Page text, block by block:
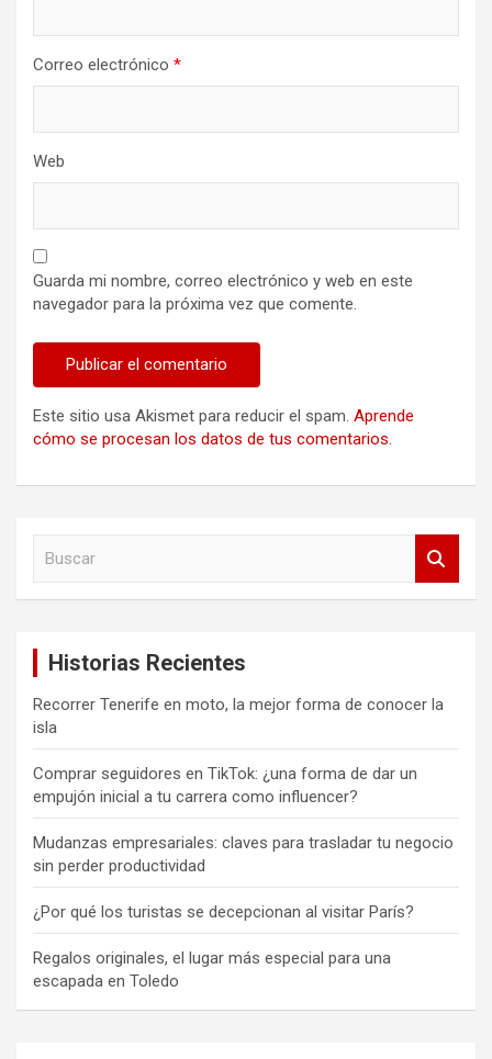
Correo electrónico *
Web
Guarda mi nombre, correo electrónico y web en este
navegador para la próxima vez que comente.
Este sitio usa Akismet para reducir el spam. Aprende
cómo se procesan los datos de tus comentarios.
Historias Recientes
Recorrer Tenerife en moto, la mejor forma de conocer la
isla
Comprar seguidores en TikTok: ¿una forma de dar un
empujón inicial a tu carrera como influencer?
Mudanzas empresariales: claves para trasladar tu negocio
sin perder productividad
¿Por qué los turistas se decepcionan al visitar París?
Regalos originales, el lugar más especial para una
escapada en Toledo